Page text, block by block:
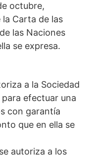
octubre,
Carta de las
las Naciones
se expresa.
a la Sociedad
efectuar una
con garantía
que en ella se
autoriza a los